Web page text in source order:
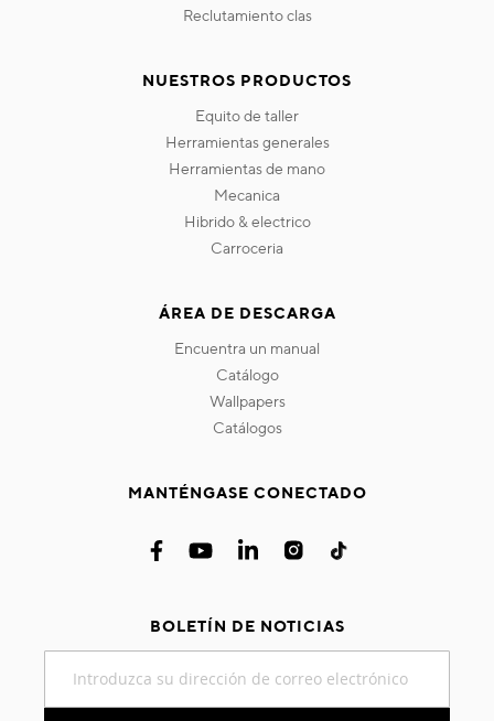
reclutamiento clas
NUESTROS PRODUCTOS
equito de taller
herramientas generales
herramientas de mano
mecanica
hibrido & electrico
carroceria
ÁREA DE DESCARGA
encuentra un manual
catálogo
wallpapers
catálogos
MANTÉNGASE CONECTADO
BOLETÍN DE NOTICIAS
nuestro